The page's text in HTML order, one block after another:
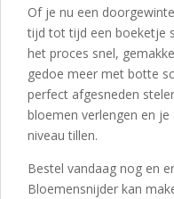
Of je nu een
tijd tot tijd een boeketje
het proces snel,
gedoe meer met botte
perfect afgesneden
bloemen verlengen en
niveau tillen.
Bestel vandaag nog en
Bloemensnijder kan